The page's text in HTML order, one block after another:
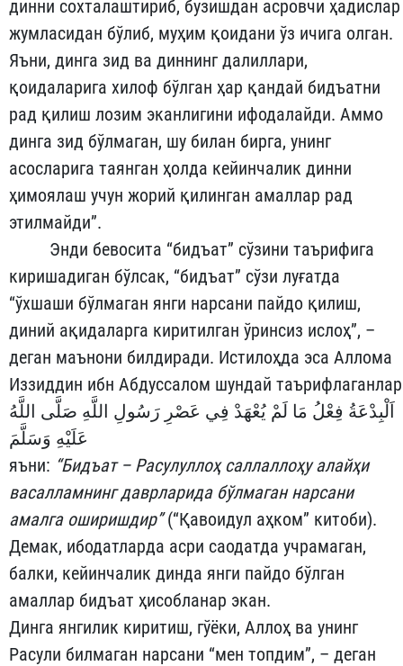
динни сохталаштириб, бузишдан асровчи ҳадислар
жумласидан бўлиб, муҳим қоидани ўз ичига олган.
Яъни, динга зид ва диннинг далиллари,
қоидаларига хилоф бўлган ҳар қандай бидъатни
рад қилиш лозим эканлигини ифодалайди. Аммо
динга зид бўлмаган, шу билан бирга, унинг
асосларига таянган ҳолда кейинчалик динни
ҳимоялаш учун жорий қилинган амаллар рад
этилмайди”.
Энди бевосита “бидъат” сўзини таърифига
киришадиган бўлсак, “бидъат” сўзи луғатда
“ўхшаши бўлмаган янги нарсани пайдо қилиш,
диний ақидаларга киритилган ўринсиз ислоҳ”, –
деган маънони билдиради. Истилоҳда эса Аллома
Иззиддин ибн Абдуссалом шундай
اَلْبِدْعَةُ فِعْلُ مَا لَمْ يُعْهَدْ فِي عَصْرِ رَسُولِ اللَّهِ صَلَّى اللَّهُ
عَلَيْهِ وَسَلَّمَ
яъни: “Бидъат – Расулуллоҳ саллаллоҳу алайҳи
васалламнинг даврларида бўлмаган нарсани
амалга оширишдир”(“Қавоидул аҳком” китоби).
Демак, ибодатларда асри саодатда учрамаган,
балки, кейинчалик динда янги пайдо бўлган
амаллар бидъат ҳисобланар экан.
Динга янгилик киритиш, гўёки, Аллоҳ ва унинг
Расули билмаган нарсани “мен топдим”, – деган